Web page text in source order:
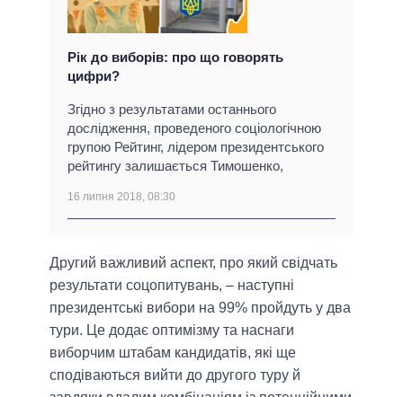
Рік до виборів: про що говорять
цифри?
Згідно з результатами останнього
дослідження, проведеного соціологічною
групою Рейтинг, лідером президентського
рейтингу залишається Тимошенко,
16 липня 2018, 08:30
Другий важливий аспект, про який свідчать
результати соцопитувань, – наступні
президентські вибори на 99% пройдуть у два
тури. Це додає оптимізму та наснаги
виборчим штабам кандидатів, які ще
сподіваються вийти до другого туру й